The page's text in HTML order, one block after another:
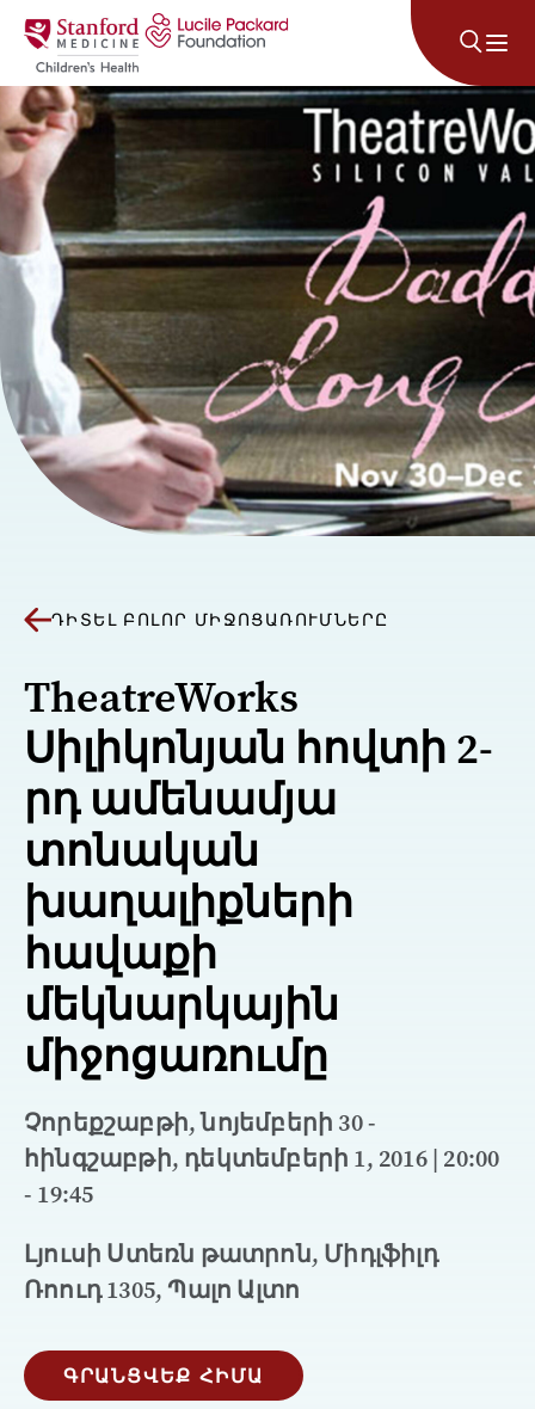
Անցնել բովանդակությանը
ԴԻՏԵԼ ԲՈԼՈՐ ՄԻՋՈՑԱՌՈՒՄՆԵՐԸ
TheatreWorks
Սիլիկոնյան հովտի 2-
րդ ամենամյա
տոնական
խաղալիքների
հավաքի
մեկնարկային
միջոցառումը
Չորեքշաբթի, նոյեմբերի 30 -
հինգշաբթի, դեկտեմբերի 1, 2016 | 20:00
- 19:45
Լյուսի Ստեռն թատրոն, Միդլֆիլդ
Ռոուդ 1305, Պալո Ալտո
ԳՐԱՆՑՎԵՔ ՀԻՄԱ